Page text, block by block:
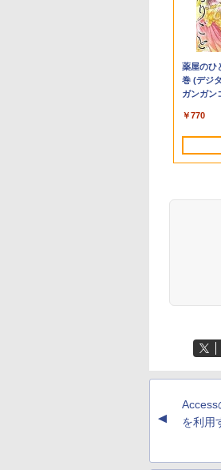
【新品
トパソコ
CPU搭
きノー
け
Webカメ
ーボード
Celeron
￥29,800
ポイン
第3世代
8G/
￥19,800
中古品 |
モニタ
長にお
べく細い
【VGA
日保証】
￥5,280
数学 大
集 2026
￥5,665
Anker
P40i オ
BRUCE
Flo Milli,
[Explicit]
￥250
【
定】 い
2L PET
￥1,112
薬屋のひ
巻 (デジ
ガンガン
￥770
▲
Access
を利用